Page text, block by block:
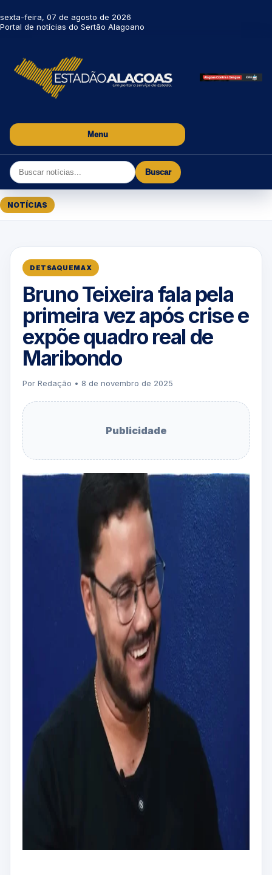
sexta-feira, 07 de agosto de 2026
Portal de notícias do Sertão Alagoano
Menu
Buscar
NOTÍCIAS
DETSAQUEMAX
Bruno Teixeira fala pela
primeira vez após crise e
expõe quadro real de
Maribondo
Por Redação • 8 de novembro de 2025
Publicidade